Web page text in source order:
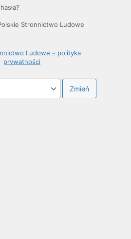
Stronnictwo Ludowe
Ludowe – polityka
prywatności